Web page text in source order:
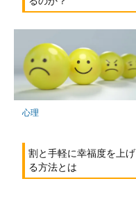
心理
割と手軽に幸福度を上げ
る方法とは